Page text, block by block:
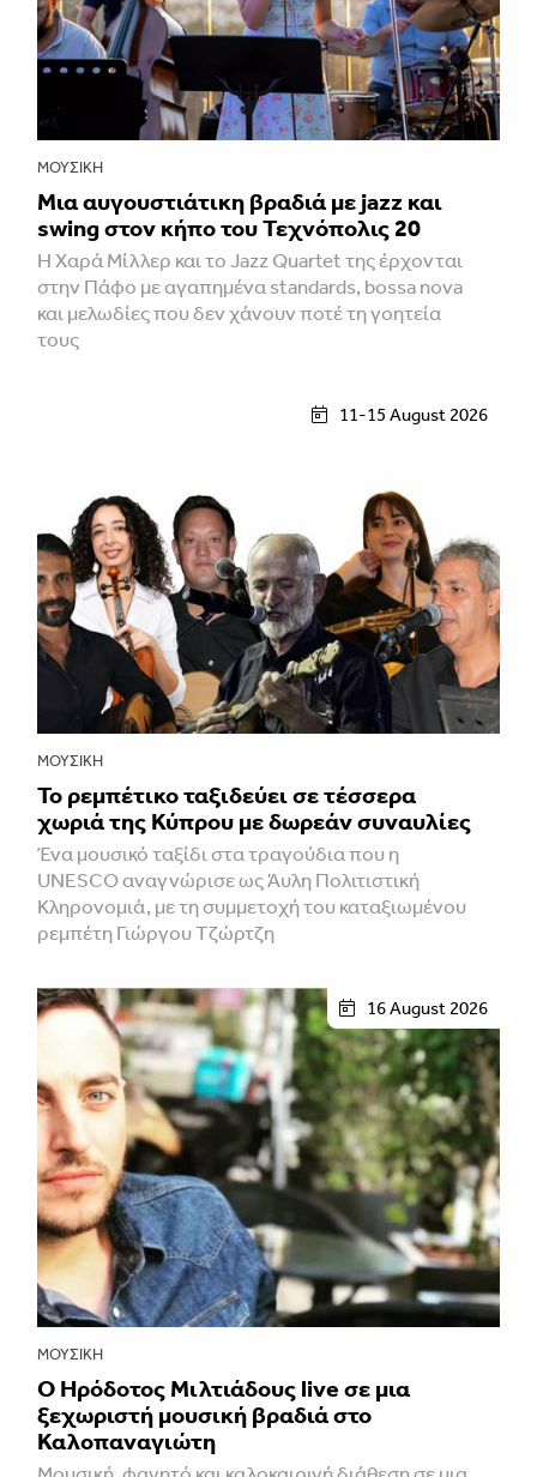
ΜΟΥΣΙΚΉ
Μια αυγουστιάτικη βραδιά με jazz και
swing στον κήπο του Τεχνόπολις 20
Η Χαρά Μίλλερ και το Jazz Quartet της έρχονται
στην Πάφο με αγαπημένα standards, bossa nova
και μελωδίες που δεν χάνουν ποτέ τη γοητεία
τους
11-15 August 2026
ΜΟΥΣΙΚΉ
Το ρεμπέτικο ταξιδεύει σε τέσσερα
χωριά της Κύπρου με δωρεάν συναυλίες
Ένα μουσικό ταξίδι στα τραγούδια που η
UNESCO αναγνώρισε ως Άυλη Πολιτιστική
Κληρονομιά, με τη συμμετοχή του καταξιωμένου
ρεμπέτη Γιώργου Τζώρτζη
16 August 2026
ΜΟΥΣΙΚΉ
Ο Ηρόδοτος Μιλτιάδους live σε μια
ξεχωριστή μουσική βραδιά στο
Καλοπαναγιώτη